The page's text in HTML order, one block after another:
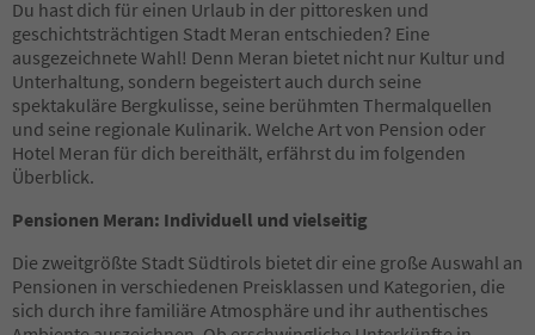
27
28
Du hast dich für einen Urlaub in der pittoresken und
geschichtsträchtigen Stadt Meran entschieden? Eine
ausgezeichnete Wahl! Denn Meran bietet nicht nur Kultur und
Unterhaltung, sondern begeistert auch durch seine
spektakuläre Bergkulisse, seine berühmten Thermalquellen
und seine regionale Kulinarik. Welche Art von Pension oder
Hotel Meran für dich bereithält, erfährst du im folgenden
Überblick.
Pensionen Meran: Individuell und vielseitig
Die zweitgrößte Stadt Südtirols bietet dir eine große Auswahl an
Pensionen in verschiedenen Preisklassen und Kategorien, die
sich durch ihre familiäre Atmosphäre und ihr authentisches